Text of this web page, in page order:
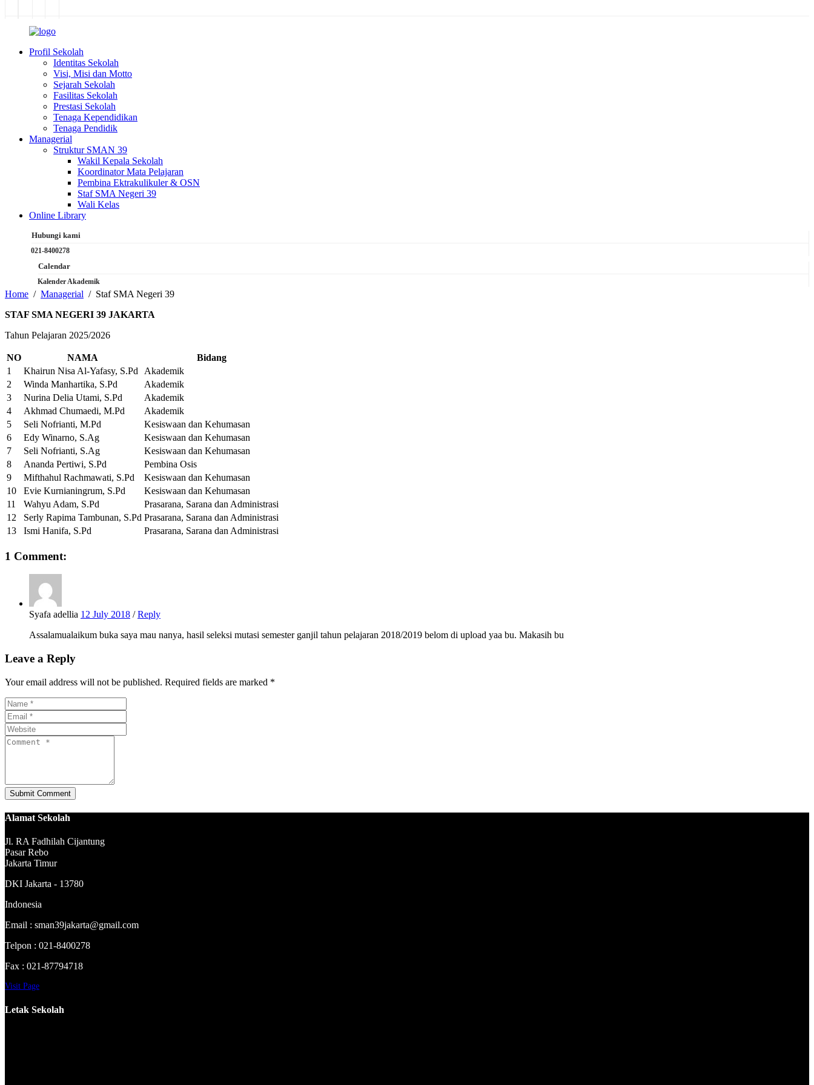
Profil Sekolah
Identitas Sekolah
Visi, Misi dan Motto
Sejarah Sekolah
Fasilitas Sekolah
Prestasi Sekolah
Tenaga Kependidikan
Tenaga Pendidik
Managerial
Struktur SMAN 39
Wakil Kepala Sekolah
Koordinator Mata Pelajaran
Pembina Ektrakulikuler & OSN
Staf SMA Negeri 39
Wali Kelas
Online Library
Hubungi kami
021-8400278
Calendar
Kalender Akademik
Home Managerial
Staf SMA Negeri 39
STAF SMA NEGERI 39 JAKARTA
Tahun Pelajaran 2025/2026
NO NAMA
Bidang
1
Khairun Nisa Al-Yafasy, S.Pd
Akademik
2
Winda Manhartika, S.Pd
Akademik
3
Nurina Delia Utami, S.Pd
Akademik
4
Akhmad Chumaedi, M.Pd
Akademik
5
Seli Nofrianti, M.Pd
Kesiswaan dan Kehumasan
6
Edy Winarno, S.Ag
Kesiswaan dan Kehumasan
7
Seli Nofrianti, S.Ag
Kesiswaan dan Kehumasan
8
Ananda Pertiwi, S.Pd
Pembina Osis
9
Mifthahul Rachmawati, S.Pd
Kesiswaan dan Kehumasan
10
Evie Kurnianingrum, S.Pd
Kesiswaan dan Kehumasan
11
Wahyu Adam, S.Pd
Prasarana, Sarana dan Administrasi
12
Serly Rapima Tambunan, S.Pd Prasarana, Sarana dan Administrasi
13
Ismi Hanifa, S.Pd Prasarana, Sarana dan Administrasi
1 Comment:
Syafa adellia 12 July 2018 /Reply
Assalamualaikum buka saya mau nanya, hasil seleksi mutasi semester ganjil tahun pelajaran 2018/2019 belom di upload yaa bu. Makasih bu
Leave a Reply
Your email address will not be published. Required fields are marked *
Alamat Sekolah
Jl. RA Fadhilah Cijantung
Pasar Rebo
Jakarta Timur
DKI Jakarta - 13780
Indonesia
Email : sman39jakarta@gmail.com
Telpon : 021-8400278
Fax : 021-87794718
Visit Page
Letak Sekolah